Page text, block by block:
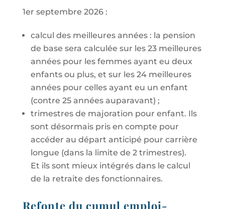
1er septembre 2026 :
calcul des meilleures années : la pension
de base sera calculée sur les 23 meilleures
années pour les femmes ayant eu deux
enfants ou plus, et sur les 24 meilleures
années pour celles ayant eu un enfant
(contre 25 années auparavant) ;
trimestres de majoration pour enfant. Ils
sont désormais pris en compte pour
accéder au départ anticipé pour carrière
longue (dans la limite de 2 trimestres).
Et ils sont mieux intégrés dans le calcul
de la retraite des fonctionnaires.
Refonte du cumul emploi-